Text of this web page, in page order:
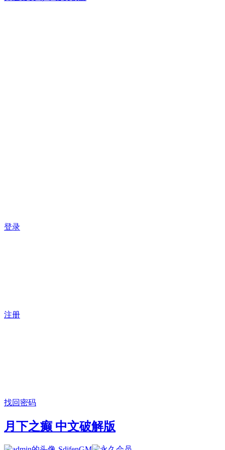
登录
注册
找回密码
月下之癫 中文破解版